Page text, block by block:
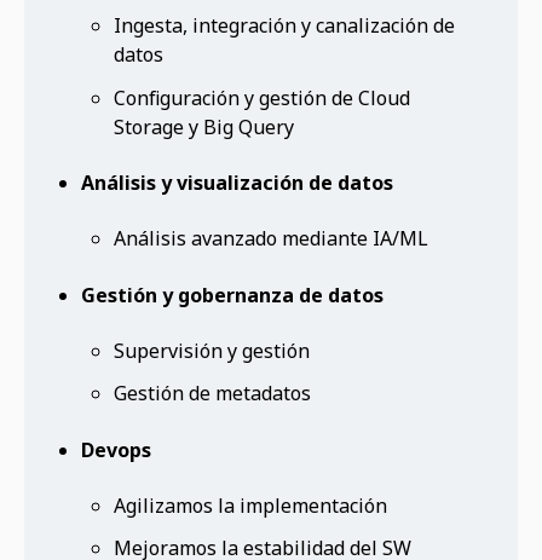
Ingesta, integración y canalización de
datos
Configuración y gestión de Cloud
Storage y Big Query
Análisis y visualización de datos
Análisis avanzado mediante IA/ML
Gestión y gobernanza de datos
Supervisión y gestión
Gestión de metadatos
Devops
Agilizamos la implementación
Mejoramos la estabilidad del SW